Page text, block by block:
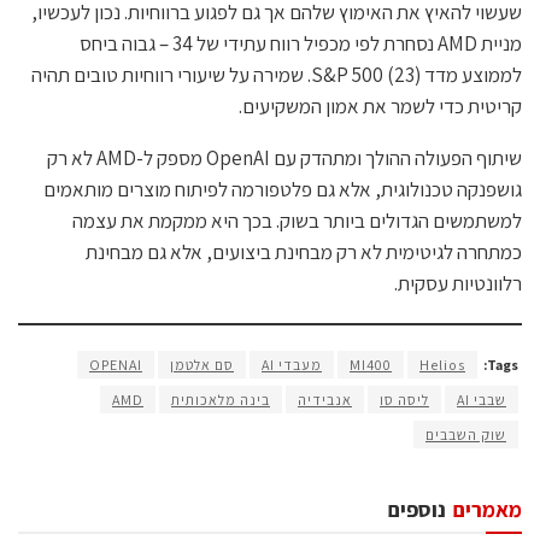
שעשוי להאיץ את האימוץ שלהם אך גם לפגוע ברווחיות. נכון לעכשיו,
מניית AMD נסחרת לפי מכפיל רווח עתידי של 34 – גבוה ביחס
לממוצע מדד S&P 500 (23). שמירה על שיעורי רווחיות טובים תהיה
קריטית כדי לשמר את אמון המשקיעים.
שיתוף הפעולה ההולך ומתהדק עם OpenAI מספק ל-AMD לא רק
גושפנקה טכנולוגית, אלא גם פלטפורמה לפיתוח מוצרים מותאמים
למשתמשים הגדולים ביותר בשוק. בכך היא ממקמת את עצמה
כמתחרה לגיטימית לא רק מבחינת ביצועים, אלא גם מבחינת
רלוונטיות עסקית.
Tags:
Helios
MI400 מעבדי AI סם אלטמן
OPENAI
שבבי AI
ליסה סו אנבידיה בינה מלאכותית
AMD
שוק השבבים
נוספים מאמרים